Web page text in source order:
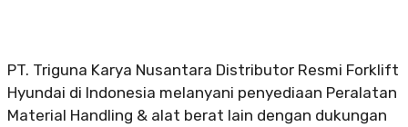
PT. Triguna Karya Nusantara Distributor Resmi Forklift
Hyundai di Indonesia melanyani penyediaan Peralatan
Material Handling & alat berat lain dengan dukungan